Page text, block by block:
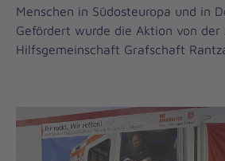
Menschen in Südosteuropa und in
Gefördert wurde die Aktion von der
Hilfsgemeinschaft Grafschaft